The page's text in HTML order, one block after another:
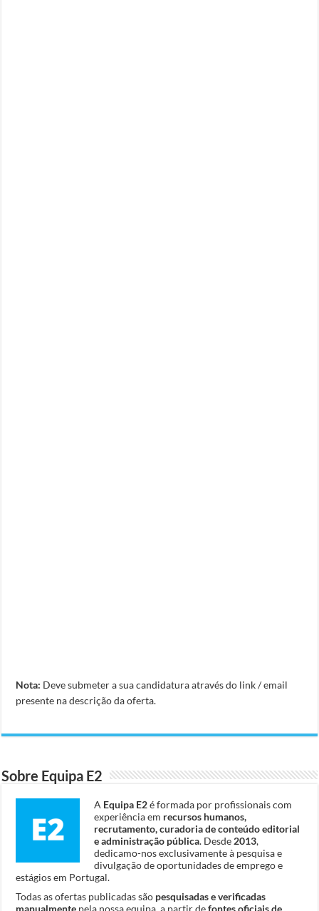
Nota: Deve submeter a sua candidatura através do link / email
presente na descrição da oferta.
Sobre Equipa E2
A Equipa E2é formada por profissionais com
experiência em recursos humanos,
recrutamento, curadoria de conteúdo editorial
e administração pública. Desde 2013,
dedicamo-nos exclusivamente à pesquisa e
divulgação de oportunidades de emprego e
estágios em Portugal.
Todas as ofertas publicadas são pesquisadas e verificadas
manualmente pela nossa equipa, a partir defontes oficiais de